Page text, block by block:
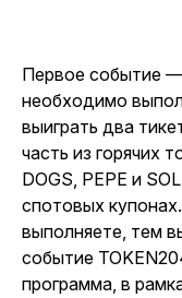
Первое событие
необходимо
выиграть два
часть из горячих
DOGS, PEPE и
спотовых
выполняете, тем
событие
программа, в